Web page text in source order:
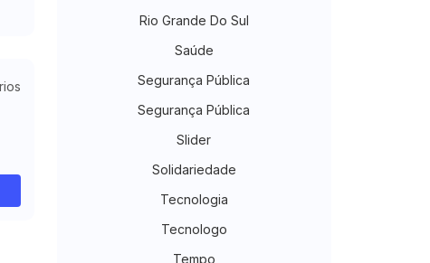
Rio Grande Do Sul
Saúde
Segurança Pública
Segurança Pública
Slider
Solidariedade
Tecnologia
Tecnologo
Tempo